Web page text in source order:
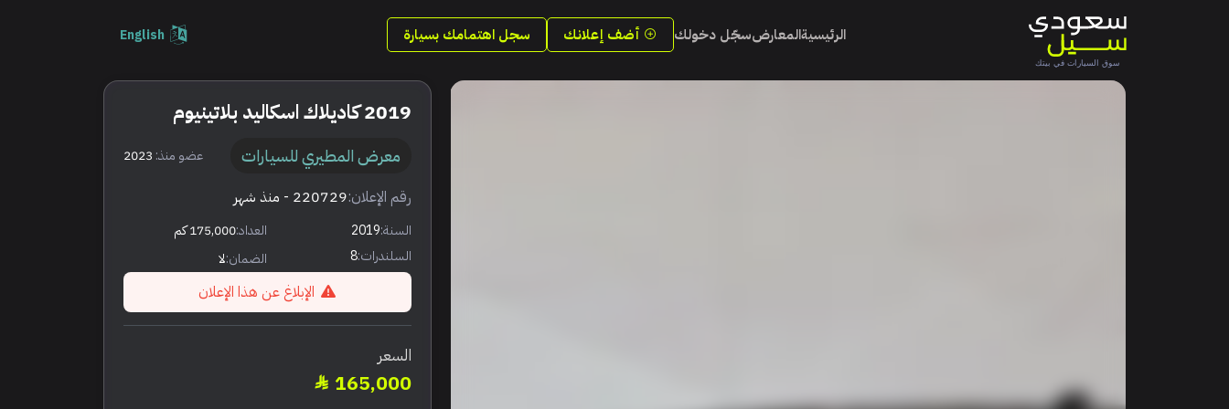
الرئيسيةالمعارضسجّل دخولك أضف إعلانك سجل اهتمامك بسيارة English
2019 كاديلاك اسكاليد بلاتينيوم
معرض المطيري للسيارات عضو منذ: 2023
رقم الإعلان:220729 - منذ شهر
السنة:2019 العداد:175,000 كم
السلندرات:8 الضمان:لا
الإبلاغ عن هذا الإعلان
السعر
165,000